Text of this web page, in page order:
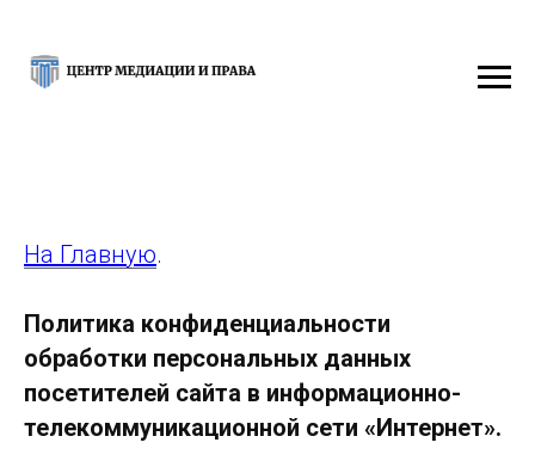
На Главную.
Политика конфиденциальности
обработки персональных данных
посетителей сайта в информационно-
телекоммуникационной сети «Интернет».